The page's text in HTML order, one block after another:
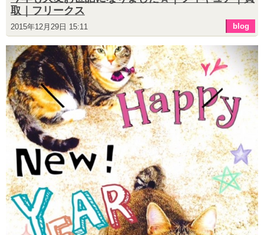
取｜フリークス
2015年12月29日 15:11 blog